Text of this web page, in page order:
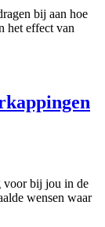
bij aan hoe
het effect van
voor bij jou in de
wensen waar